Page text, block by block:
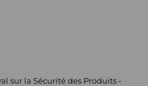
sur la Sécurité des Produits -